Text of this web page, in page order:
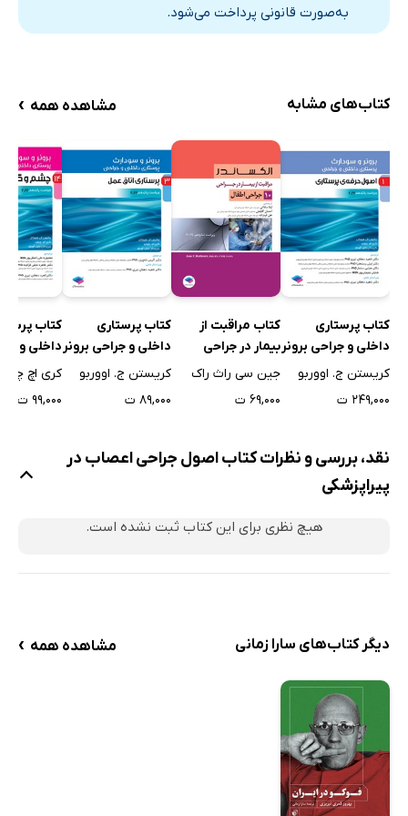
بیماری‌های مادرزادی
فتق مهره‌های کمری
شکستگی ستون فقرات (Spinal Fracture)
اسپوندیلولیستزیس (Spondylolisthesis)
اسکولیوز (Scoliosis)
کیفوز (Kyphosis)
لوردوز (گودی کمر)
ضایعات عروقی
آنوریسم‌های داخل جمجمه‌ای (Intracrandial aneurysm)
AVM (arteriovenous malformation)
تومورهای سیستم اعصاب مرکزی
تومورهای نخاع
ترومای مغزی (Brain trauma)
ضایعات پوست سر (Scalp)
کرایتریاهای مرگ مغزی
فتق مغزی (Brain herniaton)
عفونت‌ها
انسفالیت یا التهاب مغز (به معنی التهاب حاد بافت مغز:
encephalitis)
به‌صورت قانونی پرداخت می‌شود.
کتاب‌های مشابه مشاهده همه ›
کتاب پرستاری
داخلی و جراحی برونر
کریستن ج. اووربو
۲۴۹,۰۰۰ ت
کتاب مراقبت از
بیمار در جراحی
الکساندر 2019 - جلد
جین سی راث راک
۶۹,۰۰۰ ت
کتاب پرستاری
داخلی و جراحی برونر
کریستن ج. اووربو
۸۹,۰۰۰ ت
کتاب
داخلی و
کری اچ
۹۹,۰۰۰ ت
نقد، بررسی و نظرات کتاب اصول جراحی اعصاب در
پیراپزشکی
هیچ نظری برای این کتاب ثبت نشده است.
دیگر کتاب‌های سارا زمانی مشاهده همه ›